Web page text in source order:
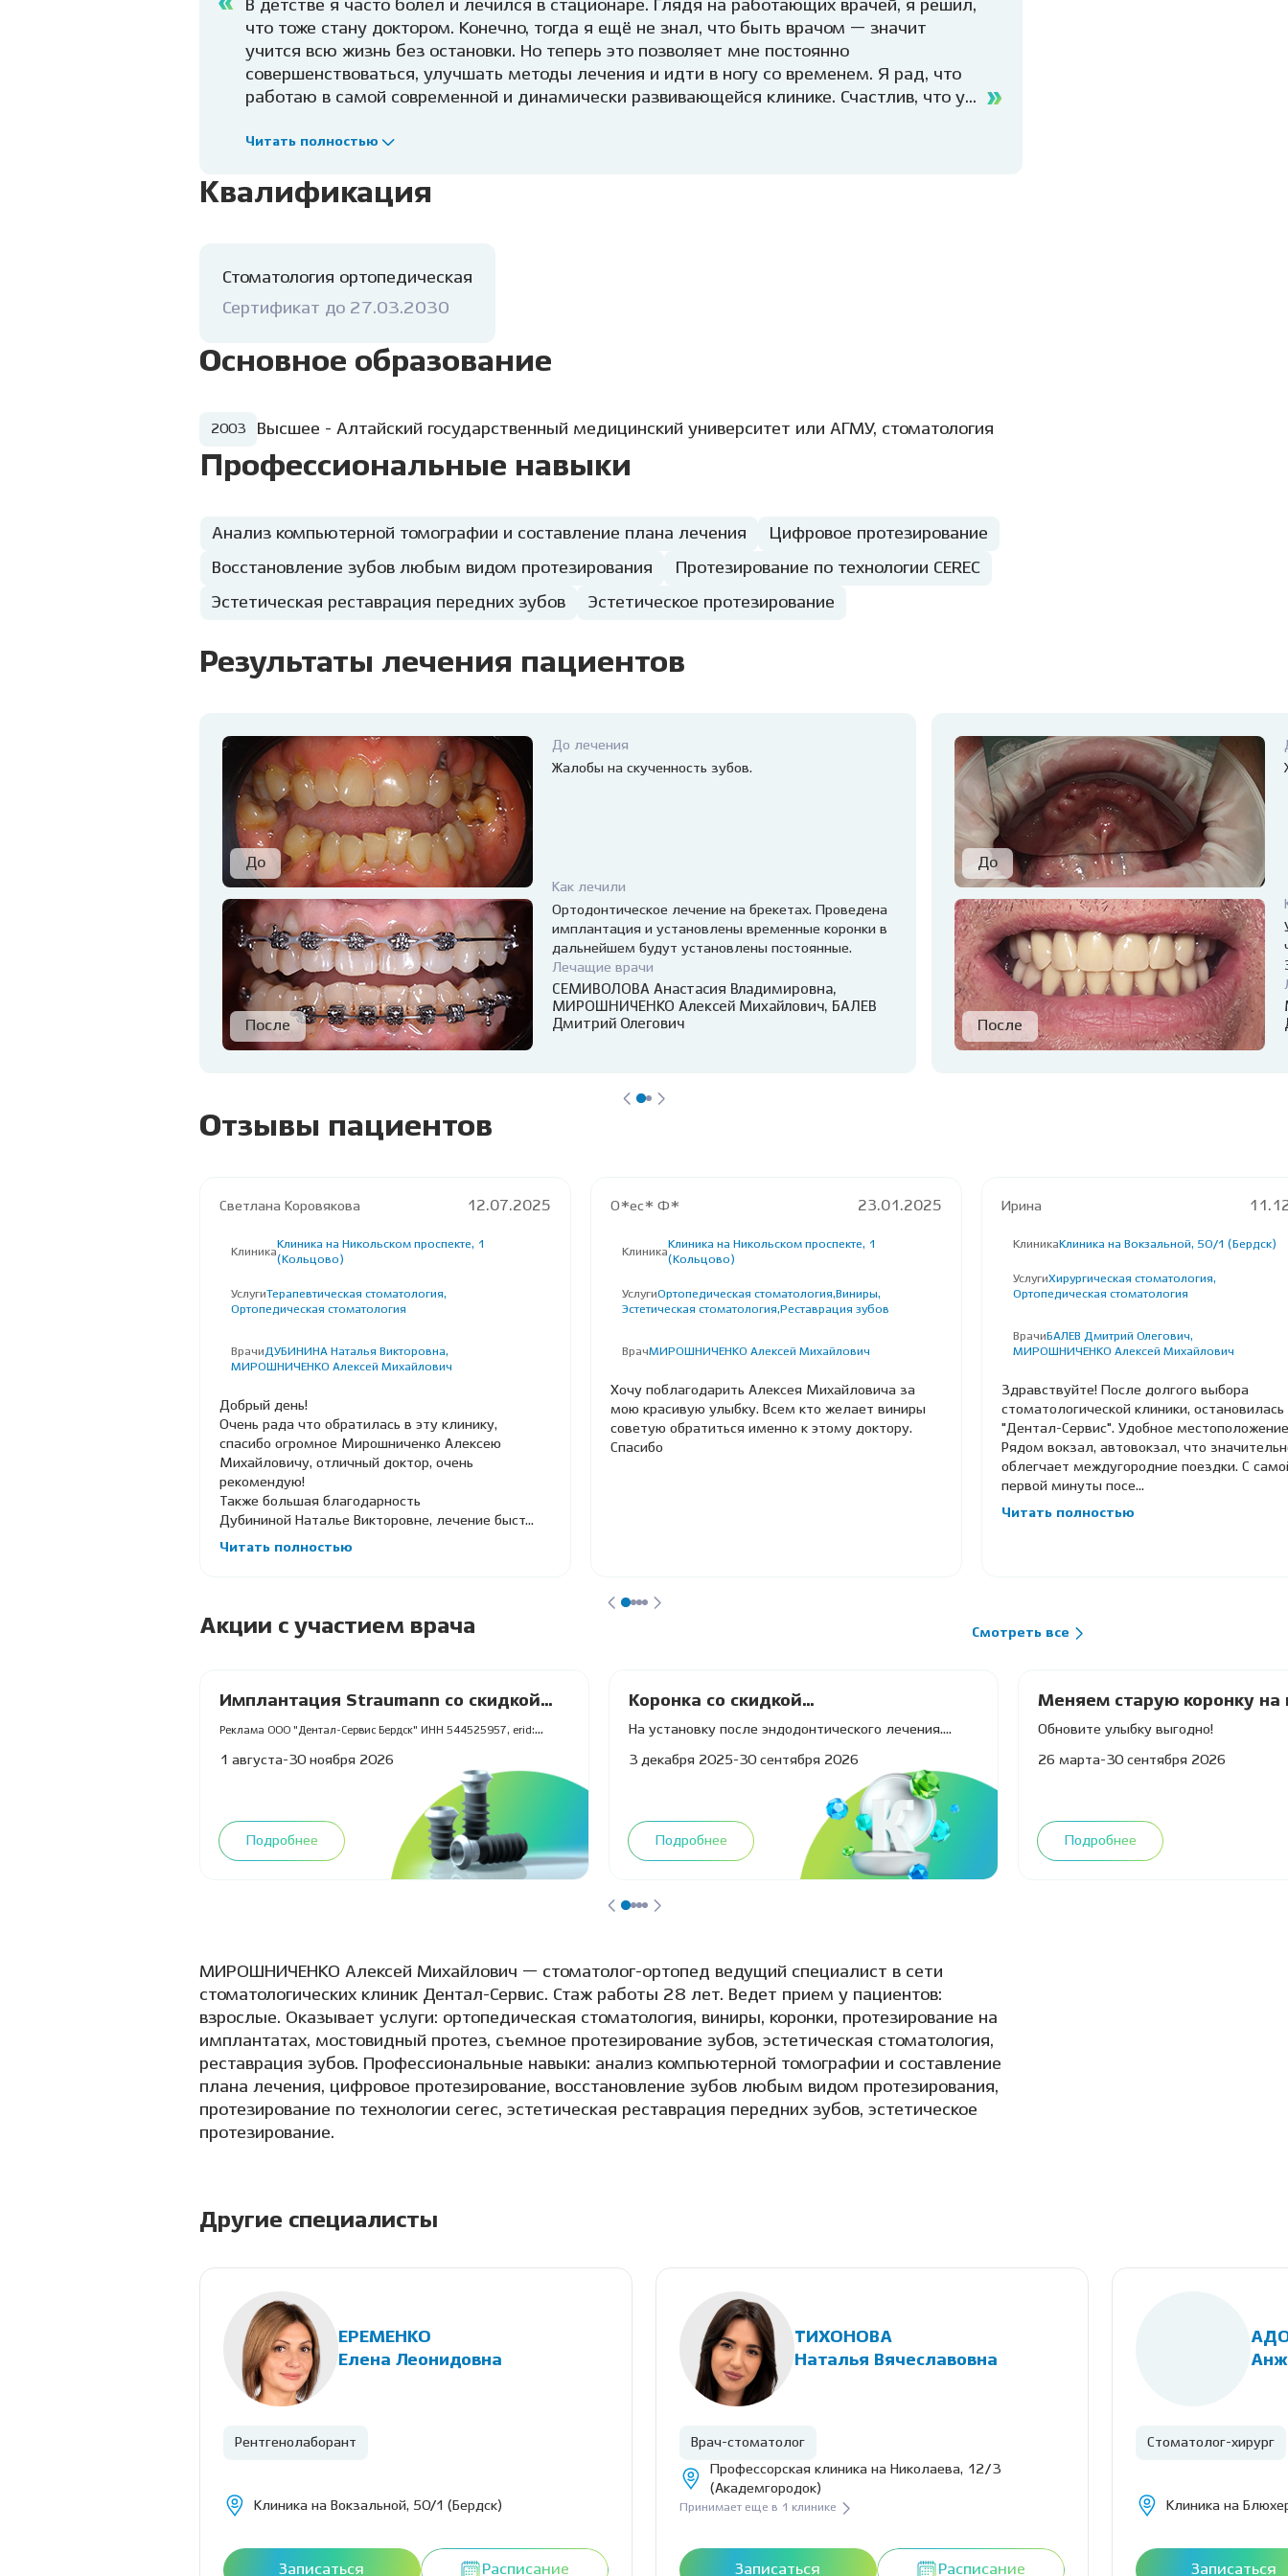
В детстве я часто болел и лечился в стационаре. Глядя на работающих врачей, я решил,
что тоже стану доктором. Конечно, тогда я ещё не знал, что быть врачом — значит
учится всю жизнь без остановки. Но теперь это позволяет мне постоянно
совершенствоваться, улучшать методы лечения и идти в ногу со временем. Я рад, что
работаю в самой современной и динамически развивающейся клинике. Счастлив, что у
своих пациентов самым лучшим и безопасным лечением.
реабилитацией пациентов малоинвазивными вмешательствами, например винирами.
Читать полностью
Квалификация
Стоматология ортопедическая
Сертификат до 27.03.2030
Основное образование
2003 Высшее - Алтайский государственный медицинский университет или АГМУ, стоматология
Профессиональные навыки
Анализ компьютерной томографии и составление плана лечения
Цифровое протезирование
Восстановление зубов любым видом протезирования
Протезирование по технологии CEREC
Эстетическая реставрация передних зубов
Эстетическое протезирование
Результаты лечения пациентов
До лечения
Жалобы на скученность зубов.
Как лечили
Ортодонтическое лечение на брекетах. Проведена
имплантация и установлены временные коронки в
дальнейшем будут установлены постоянные.
Лечащие врачи
СЕМИВОЛОВА Анастасия Владимировна,
МИРОШНИЧЕНКО Алексей Михайлович, БАЛЕВ
Дмитрий Олегович
Отзывы пациентов
Светлана Коровякова 12.07.2025
Клиника
Клиника на Никольском проспекте, 1
(Кольцово)
УслугиТерапевтическая стоматология,
Ортопедическая стоматология
Врачи ДУБИНИНА Наталья Викторовна,
МИРОШНИЧЕНКО Алексей Михайлович
Добрый день!
Очень рада что обратилась в эту клинику,
спасибо огромное Мирошниченко Алексею
Михайловичу, отличный доктор, очень
рекомендую!
Также большая благодарность
Дубининой Наталье Викторовне, лечение быст...
Читать полностью
О*ес* Ф* 23.01.2025
Клиника
Клиника на Никольском проспекте, 1
(Кольцово)
УслугиОртопедическая стоматология, Виниры,
Эстетическая стоматология, Реставрация зубов
ВрачМИРОШНИЧЕНКО Алексей Михайлович
Хочу поблагодарить Алексея Михайловича за
мою красивую улыбку. Всем кто желает виниры
советую обратиться именно к этому доктору.
Спасибо
Ирина
Клиника Клиника на Вокзальной, 50/1 (Бердск)
УслугиХирургическая стоматология,
Ортопедическая стоматология
Врачи БАЛЕВ Дмитрий Олегович,
МИРОШНИЧЕНКО Алексей Михайлович
Здравствуйте! После долгого выбора
стоматологической клиники, остановилась
"Дентал-Сервис". Удобное
Рядом вокзал, автовокзал, что
облегчает междугородние поездки. С
первой минуты посе...
Читать полностью
Акции с участием врача Смотреть все
Имплантация Straumann со скидкой
14%
Реклама ООО "Дентал-Сервис Бердск" ИНН 544525957, erid:
1 августа-30 ноября 2026
Подробнее
Коронка со скидкой
–25%
На установку после эндодонтического лечения.
2VfnxxigPWH
3 декабря 2025-30 сентября 2026
Подробнее
Меняем старую коронку на
Обновите улыбку выгодно!
2Vfnxy9YgNn
26 марта-30 сентября 2026
Подробнее
МИРОШНИЧЕНКО Алексей Михайлович — стоматолог-ортопед ведущий специалист в сети
стоматологических клиник Дентал-Сервис. Стаж работы 28 лет. Ведет прием у пациентов:
взрослые. Оказывает услуги: ортопедическая стоматология, виниры, коронки, протезирование на
имплантатах, мостовидный протез, съемное протезирование зубов, эстетическая стоматология,
реставрация зубов. Профессиональные навыки: анализ компьютерной томографии и составление
плана лечения, цифровое протезирование, восстановление зубов любым видом протезирования,
протезирование по технологии cerec, эстетическая реставрация передних зубов, эстетическое
протезирование.
Другие специалисты
ЕРЕМЕНКО
Елена Леонидовна
Рентгенолаборант
Клиника на Вокзальной, 50/1 (Бердск)
Записаться Расписание
ТИХОНОВА
Наталья Вячеславовна
Врач-стоматолог
Профессорская клиника на Николаева, 12/3
(Академгородок)
Принимает еще в 1 клинике
Записаться Расписание
Стоматолог-хирург
Клиника на
Записаться